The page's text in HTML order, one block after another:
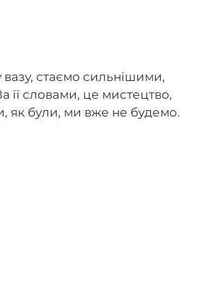
стаємо сильнішими,
її словами, це мистецтво,
як були, ми вже не будемо.